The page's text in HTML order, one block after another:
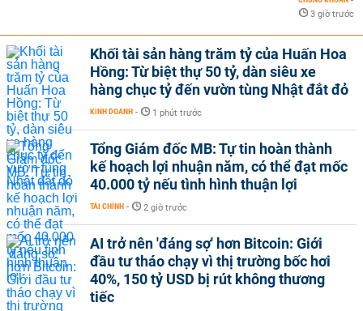
3 giờ trước
Khối tài sản hàng trăm tỷ của Huấn Hoa
Hồng: Từ biệt thự 50 tỷ, dàn siêu xe
hàng chục tỷ đến vườn tùng Nhật đắt đỏ
KINH DOANH - 1 phút trước
Tổng Giám đốc MB: Tự tin hoàn thành
kế hoạch lợi nhuận năm, có thể đạt mốc
40.000 tỷ nếu tình hình thuận lợi
TÀI CHÍNH - 2 giờ trước
AI trở nên 'đáng sợ' hơn Bitcoin: Giới
đầu tư tháo chạy vì thị trường bốc hơi
40%, 150 tỷ USD bị rút không thương
tiếc